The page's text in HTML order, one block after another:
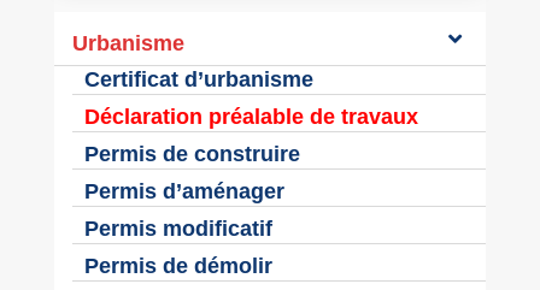
Urbanisme
Certificat d’urbanisme
Déclaration préalable de travaux
Permis de construire
Permis d’aménager
Permis modificatif
Permis de démolir